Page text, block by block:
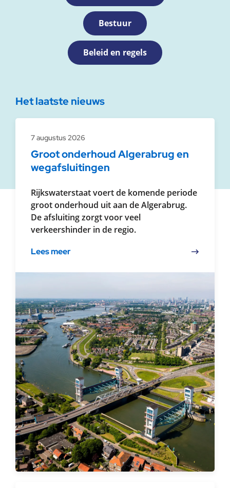
Bestuur
Beleid en regels
Het laatste nieuws
Groot onderhoud Algerabrug en
wegafsluitingen
7 augustus 2026
Rijkswaterstaat voert de komende periode
groot onderhoud uit aan de Algerabrug.
De afsluiting zorgt voor veel
verkeershinder in de regio.
Lees meer